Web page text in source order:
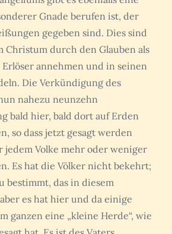
Gnade berufen ist, der
gegeben sind. Dies sind
Christum durch den Glauben als
annehmen und in seinen
Die Verkündigung des
nahezu neunzehn
bald hier, bald dort auf Erden
so dass jetzt gesagt werden
jedem Volke mehr oder weniger
Es hat die Völker nicht bekehrt;
bestimmt, das in diesem
es hat hier und da einige
ganzen eine „kleine Herde“, wie